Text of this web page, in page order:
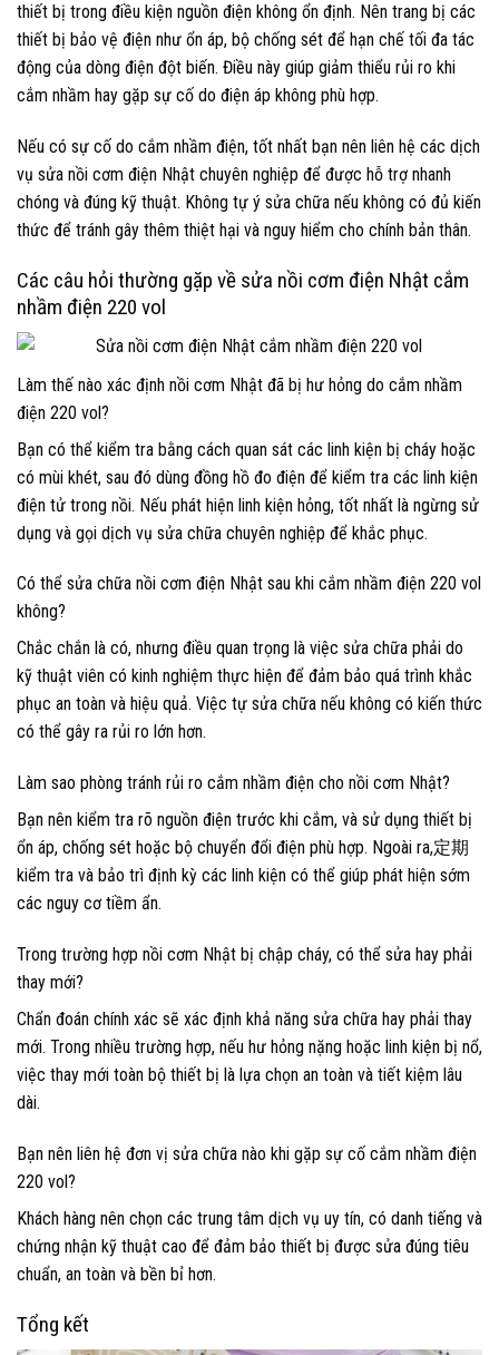
thiết bị trong điều kiện nguồn điện không ổn định. Nên trang bị các
thiết bị bảo vệ điện như ổn áp, bộ chống sét để hạn chế tối đa tác
động của dòng điện đột biến. Điều này giúp giảm thiểu rủi ro khi
cắm nhầm hay gặp sự cố do điện áp không phù hợp.
Nếu có sự cố do cắm nhầm điện, tốt nhất bạn nên liên hệ các dịch
vụ sửa nồi cơm điện Nhật chuyên nghiệp để được hỗ trợ nhanh
chóng và đúng kỹ thuật. Không tự ý sửa chữa nếu không có đủ kiến
thức để tránh gây thêm thiệt hại và nguy hiểm cho chính bản thân.
Các câu hỏi thường gặp về sửa nồi cơm điện Nhật cắm
nhầm điện 220 vol
Làm thế nào xác định nồi cơm Nhật đã bị hư hỏng do cắm nhầm
điện 220 vol?
Bạn có thể kiểm tra bằng cách quan sát các linh kiện bị cháy hoặc
có mùi khét, sau đó dùng đồng hồ đo điện để kiểm tra các linh kiện
điện tử trong nồi. Nếu phát hiện linh kiện hỏng, tốt nhất là ngừng sử
dụng và gọi dịch vụ sửa chữa chuyên nghiệp để khắc phục.
Có thể sửa chữa nồi cơm điện Nhật sau khi cắm nhầm điện 220 vol
không?
Chắc chắn là có, nhưng điều quan trọng là việc sửa chữa phải do
kỹ thuật viên có kinh nghiệm thực hiện để đảm bảo quá trình khắc
phục an toàn và hiệu quả. Việc tự sửa chữa nếu không có kiến thức
có thể gây ra rủi ro lớn hơn.
Làm sao phòng tránh rủi ro cắm nhầm điện cho nồi cơm Nhật?
Bạn nên kiểm tra rõ nguồn điện trước khi cắm, và sử dụng thiết bị
ổn áp, chống sét hoặc bộ chuyển đổi điện phù hợp. Ngoài ra,定期
kiểm tra và bảo trì định kỳ các linh kiện có thể giúp phát hiện sớm
các nguy cơ tiềm ẩn.
Trong trường hợp nồi cơm Nhật bị chập cháy, có thể sửa hay phải
thay mới?
Chẩn đoán chính xác sẽ xác định khả năng sửa chữa hay phải thay
mới. Trong nhiều trường hợp, nếu hư hỏng nặng hoặc linh kiện bị nổ,
việc thay mới toàn bộ thiết bị là lựa chọn an toàn và tiết kiệm lâu
dài.
Bạn nên liên hệ đơn vị sửa chữa nào khi gặp sự cố cắm nhầm điện
220 vol?
Khách hàng nên chọn các trung tâm dịch vụ uy tín, có danh tiếng và
chứng nhận kỹ thuật cao để đảm bảo thiết bị được sửa đúng tiêu
chuẩn, an toàn và bền bỉ hơn.
Tổng kết